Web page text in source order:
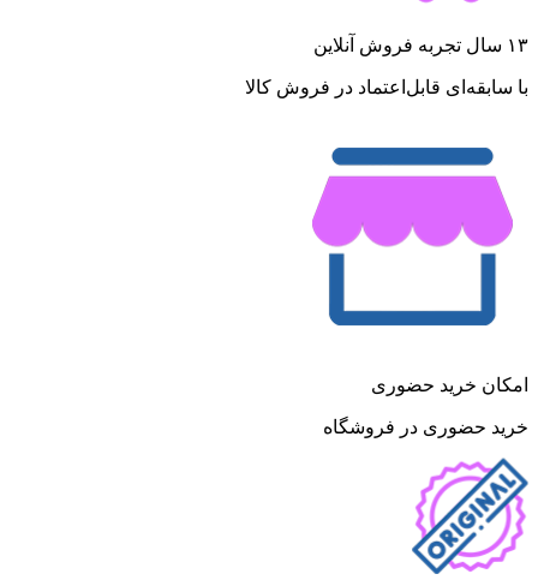
۱۳ سال تجربه فروش آنلاین
با سابقه‌ای قابل‌اعتماد در فروش کالا
امکان خرید حضوری
خرید حضوری در فروشگاه